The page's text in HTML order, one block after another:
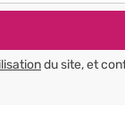
du site, et